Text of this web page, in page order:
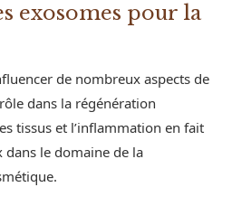
exosomes pour la
de nombreux aspects de
dans la régénération
tissus et l’inflammation en fait
dans le domaine de la